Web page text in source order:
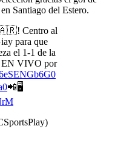
Santiago del Estero.
Centro al
para que
el 1-1 de la
EN VIVO por
📲🖥️